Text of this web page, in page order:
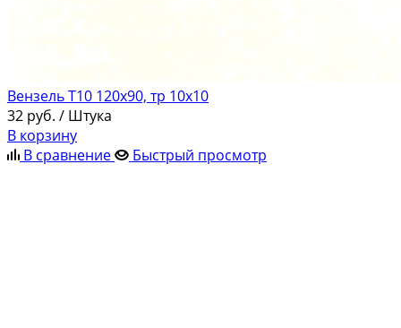
Вензель Т10 120х90, тр 10х10
32 руб. / Штука
В корзину
В сравнение
Быстрый просмотр